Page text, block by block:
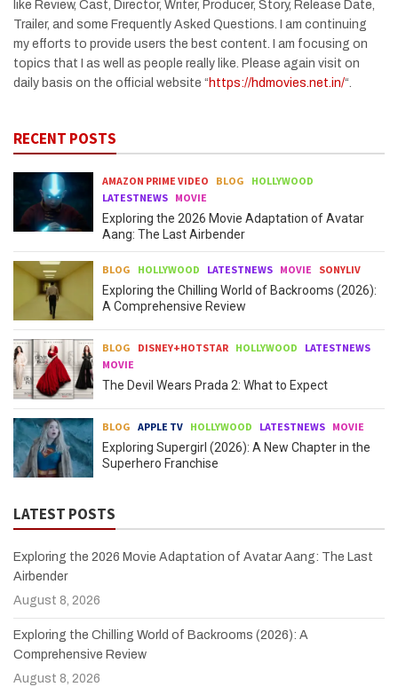
like Review, Cast, Director, Writer, Producer, Story, Release Date,
Trailer, and some Frequently Asked Questions. I am continuing
my efforts to provide users the best content. I am focusing on
topics that I as well as people really like. Please again visit on
daily basis on the official website “ https://hdmovies.net.in/“.
RECENT POSTS
AMAZON PRIME VIDEO BLOG
HOLLYWOOD
LATESTNEWS MOVIE
Exploring the 2026 Movie Adaptation of Avatar
Aang: The Last Airbender
BLOG HOLLYWOOD LATESTNEWS MOVIE SONYLIV
Exploring the Chilling World of Backrooms (2026):
A Comprehensive Review
BLOG DISNEY+HOTSTAR HOLLYWOOD
LATESTNEWS
MOVIE
The Devil Wears Prada 2: What to Expect
BLOG APPLE TV HOLLYWOOD LATESTNEWS MOVIE
Exploring Supergirl (2026): A New Chapter in the
Superhero Franchise
LATEST POSTS
Exploring the 2026 Movie Adaptation of Avatar Aang: The Last
Airbender
August 8, 2026
Exploring the Chilling World of Backrooms (2026): A
Comprehensive Review
August 8, 2026